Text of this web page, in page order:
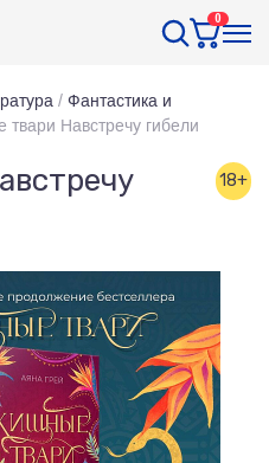
0
/ Фантастика и
Навстречу гибели
18+